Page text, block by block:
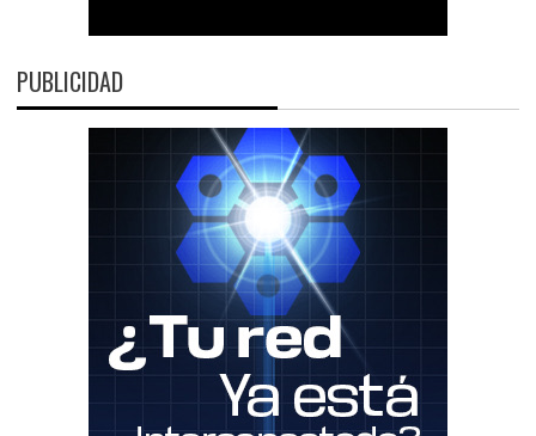
PUBLICIDAD